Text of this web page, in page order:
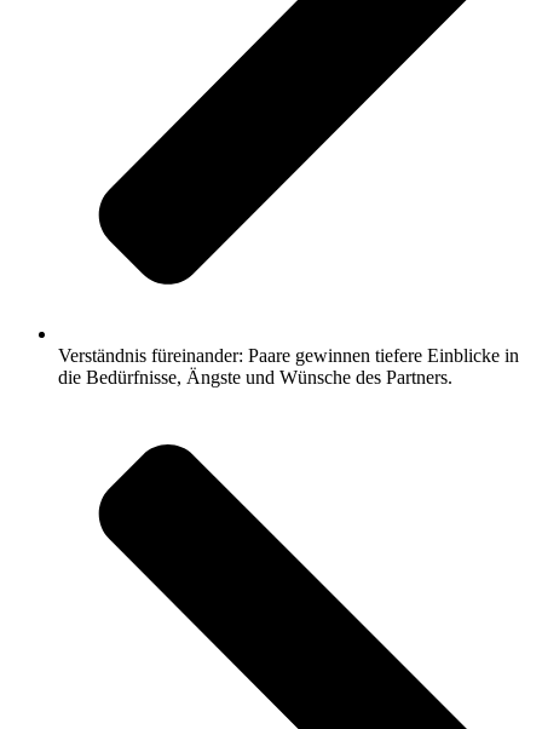
Verständnis füreinander: Paare gewinnen tiefere Einblicke in
die Bedürfnisse, Ängste und Wünsche des Partners.